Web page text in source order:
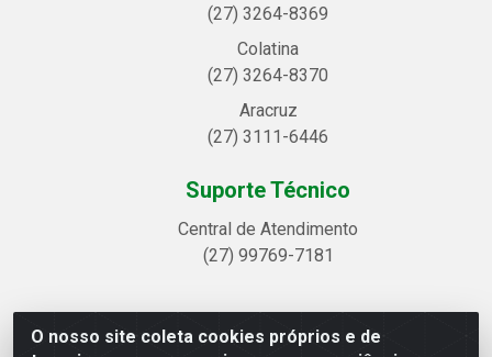
O nosso site coleta cookies próprios e de
(27) 3264-8369
Colatina
(27) 3264-8370
Aracruz
(27) 3111-6446
Suporte Técnico
Central de Atendimento
(27) 99769-7181
Linhavix Distribuidora LTDA - Avenida Alegre, 2521 -